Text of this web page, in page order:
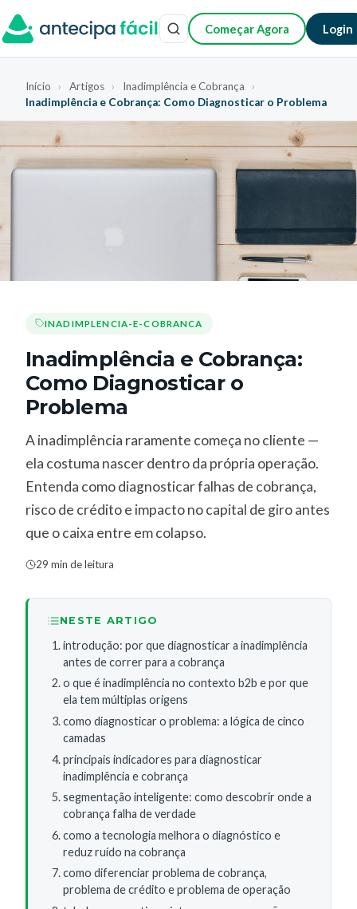
Começar Agora Login
Início › Artigos › Inadimplência e Cobrança
›
Inadimplência e Cobrança: Como Diagnosticar o Problema
INADIMPLENCIA-E-COBRANCA
Inadimplência e Cobrança:
Como Diagnosticar o
Problema
A inadimplência raramente começa no cliente —
ela costuma nascer dentro da própria operação.
Entenda como diagnosticar falhas de cobrança,
risco de crédito e impacto no capital de giro antes
que o caixa entre em colapso.
29 min de leitura
NESTE ARTIGO
introdução: por que diagnosticar a inadimplência
antes de correr para a cobrança
o que é inadimplência no contexto b2b e por que
ela tem múltiplas origens
como diagnosticar o problema: a lógica de cinco
camadas
principais indicadores para diagnosticar
inadimplência e cobrança
segmentação inteligente: como descobrir onde a
cobrança falha de verdade
como a tecnologia melhora o diagnóstico e
reduz ruído na cobrança
como diferenciar problema de cobrança,
problema de crédito e problema de operação